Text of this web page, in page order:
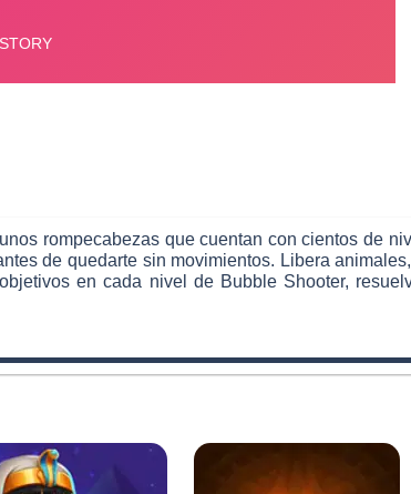
rompecabezas que cuentan con cientos de
de quedarte sin movimientos. Libera
en cada nivel de Bubble Shooter,